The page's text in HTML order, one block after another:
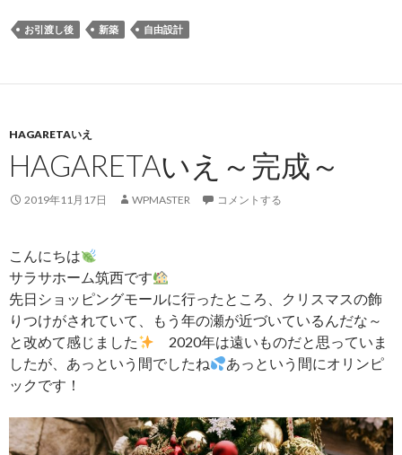
お引渡し後 新築 自由設計
HAGARETAいえ
HAGARETAいえ～完成～
2019年11月17日 WPMASTER コメントする
こんにちは
サラサホーム筑西です
先日ショッピングモールに行ったところ、クリスマスの飾
りつけがされていて、もう年の瀬が近づいているんだな～
と改めて感じました
2020年は遠いものだと思っていま
したが、あっという間でしたね
あっという間にオリンピ
ックです！